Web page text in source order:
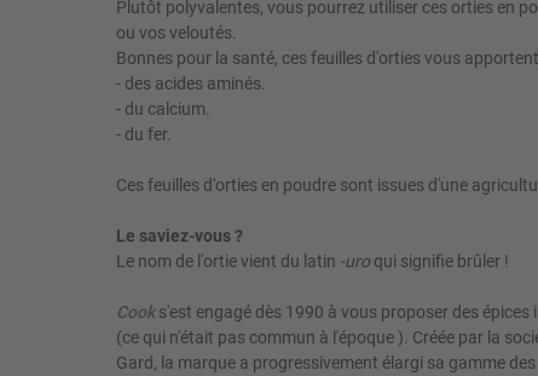
Plutôt polyvalentes, vous pourrez utiliser ces orties en
ou vos veloutés.
Bonnes pour la santé, ces feuilles d'orties vous
- des acides aminés.
- du calcium.
- du fer.
Ces feuilles d'orties en poudre sont issues d'une
Le saviez-vous ?
Le nom de l'ortie vient du latin -uroqui signifie brûler !
Cooks'est engagé dès 1990 à vous proposer des
(ce qui n'était pas commun à l'époque ). Créée par la
Gard, la marque a progressivement élargi sa gamme